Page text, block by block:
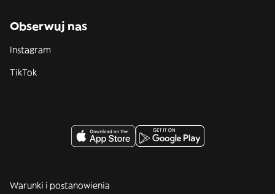
Obserwuj nas
Instagram
TikTok
Warunki i postanowienia